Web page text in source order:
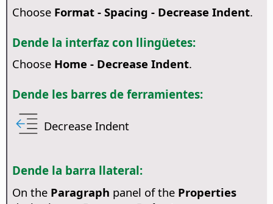
Choose Format - Spacing - Decrease Indent.
Dende la interfaz con llingüetes:
Choose Home - Decrease Indent.
Dende les barres de ferramientes:
Decrease Indent
Dende la barra llateral:
On the Paragraph panel of the Properties